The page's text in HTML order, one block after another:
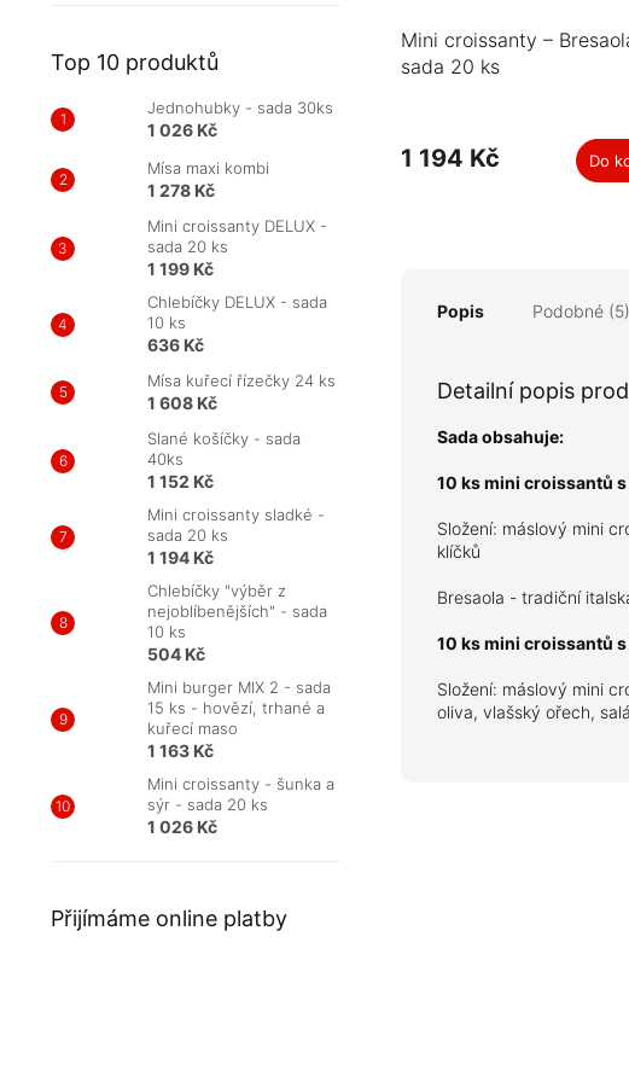
Top 10 produktů
Jednohubky - sada 30ks
1 026 Kč
Mísa maxi kombi
1 278 Kč
Mini croissanty DELUX -
sada 20 ks
1 199 Kč
Chlebíčky DELUX - sada
10 ks
636 Kč
Mísa kuřecí řízečky 24 ks
1 608 Kč
Slané košíčky - sada
40ks
1 152 Kč
Mini croissanty sladké -
sada 20 ks
1 194 Kč
Chlebíčky "výběr z
nejoblíbenějších" - sada
10 ks
504 Kč
Mini burger MIX 2 - sada
15 ks - hovězí, trhané a
kuřecí maso
1 163 Kč
Mini croissanty - šunka a
sýr - sada 20 ks
1 026 Kč
Přijímáme online platby
Mini croissanty –
sada 20 ks
1 194 Kč Do
Popis Podobné (5)
Detailní popis
Sada obsahuje:
10 ks mini croissantů
Složení: máslový mini
klíčků
Bresaola - tradiční
10 ks mini croissantů
Složení: máslový mini
oliva, vlašský ořech,